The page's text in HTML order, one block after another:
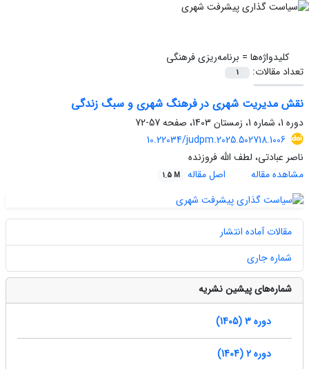
کلیدواژه‌ها = برنامه‌ریزی فرهنگی
تعداد مقالات:
1
نقش مدیریت شهری در فرهنگ شهری و سبگ زندگی
دوره 1، شماره 1، زمستان 1403، صفحه
57-72
10.22034/judpm.2025.502718.1006
ناصر عبادتی، لطف الله فروزنده
مشاهده مقاله
اصل مقاله 1.5 M
مقالات آماده انتشار
شماره جاری
شماره‌های پیشین نشریه
دوره 3 (1405)
دوره 2 (1404)